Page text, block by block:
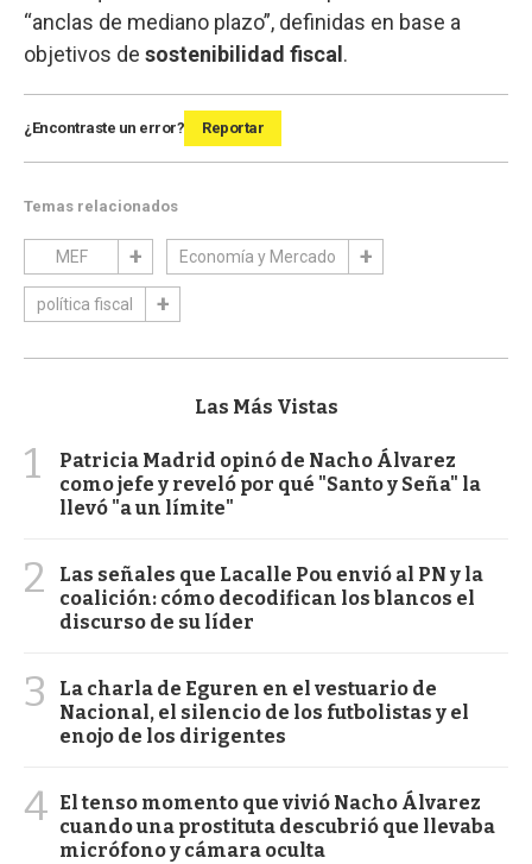
“anclas de mediano plazo”, definidas en base a
objetivos de sostenibilidad fiscal .
¿Encontraste un error? Reportar
Temas relacionados
MEF Economía y Mercado
política fiscal
Las Más Vistas
1
Patricia Madrid opinó de Nacho Álvarez
como jefe y reveló por qué "Santo y Seña" la
llevó "a un límite"
2
Las señales que Lacalle Pou envió al PN y la
coalición: cómo decodifican los blancos el
discurso de su líder
3
La charla de Eguren en el vestuario de
Nacional, el silencio de los futbolistas y el
enojo de los dirigentes
4 El tenso momento que vivió Nacho Álvarez
cuando una prostituta descubrió que llevaba
micrófono y cámara oculta